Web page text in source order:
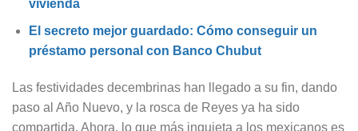
vivienda
El secreto mejor guardado: Cómo conseguir un
préstamo personal con Banco Chubut
Las festividades decembrinas han llegado a su fin, dando
paso al Año Nuevo, y la rosca de Reyes ya ha sido
compartida. Ahora, lo que más inquieta a los mexicanos es